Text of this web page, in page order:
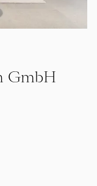
GmbH